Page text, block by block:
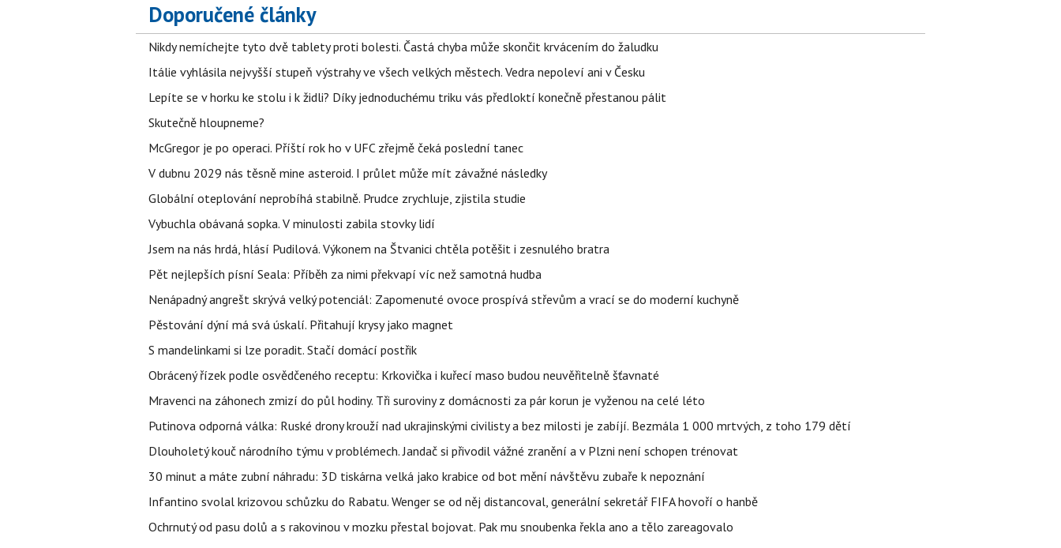
Doporučené články
Nikdy nemíchejte tyto dvě tablety proti bolesti. Častá chyba může skončit krvácením do žaludku
Itálie vyhlásila nejvyšší stupeň výstrahy ve všech velkých městech. Vedra nepoleví ani v Česku
Lepíte se v horku ke stolu i k židli? Díky jednoduchému triku vás předloktí konečně přestanou pálit
Skutečně hloupneme?
McGregor je po operaci. Příští rok ho v UFC zřejmě čeká poslední tanec
V dubnu 2029 nás těsně mine asteroid. I průlet může mít závažné následky
Globální oteplování neprobíhá stabilně. Prudce zrychluje, zjistila studie
Vybuchla obávaná sopka. V minulosti zabila stovky lidí
Jsem na nás hrdá, hlásí Pudilová. Výkonem na Štvanici chtěla potěšit i zesnulého bratra
Pět nejlepších písní Seala: Příběh za nimi překvapí víc než samotná hudba
Nenápadný angrešt skrývá velký potenciál: Zapomenuté ovoce prospívá střevům a vrací se do moderní kuchyně
Pěstování dýní má svá úskalí. Přitahují krysy jako magnet
S mandelinkami si lze poradit. Stačí domácí postřik
Obrácený řízek podle osvědčeného receptu: Krkovička i kuřecí maso budou neuvěřitelně šťavnaté
Mravenci na záhonech zmizí do půl hodiny. Tři suroviny z domácnosti za pár korun je vyženou na celé léto
Putinova odporná válka: Ruské drony krouží nad ukrajinskými civilisty a bez milosti je zabíjí. Bezmála 1 000 mrtvých, z toho 179 dětí
Dlouholetý kouč národního týmu v problémech. Jandač si přivodil vážné zranění a v Plzni není schopen trénovat
30 minut a máte zubní náhradu: 3D tiskárna velká jako krabice od bot mění návštěvu zubaře k nepoznání
Infantino svolal krizovou schůzku do Rabatu. Wenger se od něj distancoval, generální sekretář FIFA hovoří o hanbě
Ochrnutý od pasu dolů a s rakovinou v mozku přestal bojovat. Pak mu snoubenka řekla ano a tělo zareagovalo